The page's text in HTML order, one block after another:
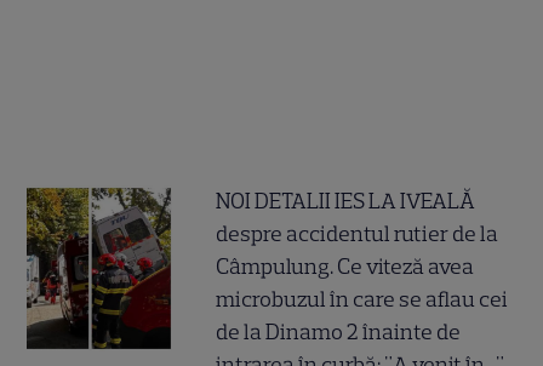
NOI DETALII IES LA IVEALĂ
despre accidentul rutier de la
Câmpulung. Ce viteză avea
microbuzul în care se aflau cei
de la Dinamo 2 înainte de